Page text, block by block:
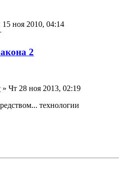
ноя 2010, 04:14
2
» Чт 28 ноя 2013, 02:19
технологии